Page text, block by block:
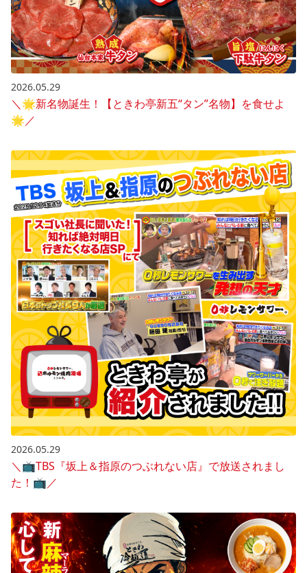
2026.05.29
＼🌟新名物誕生！【ときわ亭新五“タン”名物】を食せよ
🌟／
2026.05.29
＼📺️TBS『坂上＆指原のつぶれない店』で放送されまし
た！📺️／